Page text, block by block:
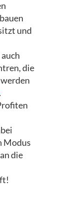
und
die
Modus
die